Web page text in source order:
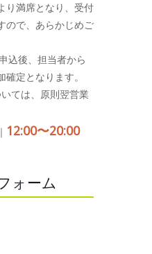
り満席となり、受付
ので、あらかじめご
込後、担当者から
定となります。
ては、原則翌営業
12:00〜20:00
ォーム